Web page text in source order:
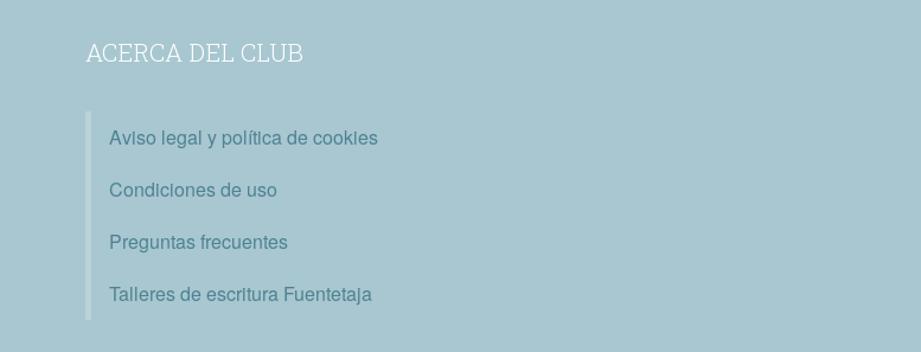
ACERCA DEL CLUB
Aviso legal y política de cookies
Condiciones de uso
Preguntas frecuentes
Talleres de escritura Fuentetaja